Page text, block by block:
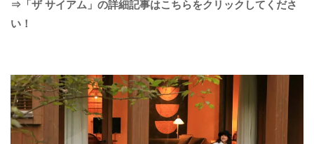
⇒「ザ サイアム」の詳細記事はこちらをクリックしてくださ
い！